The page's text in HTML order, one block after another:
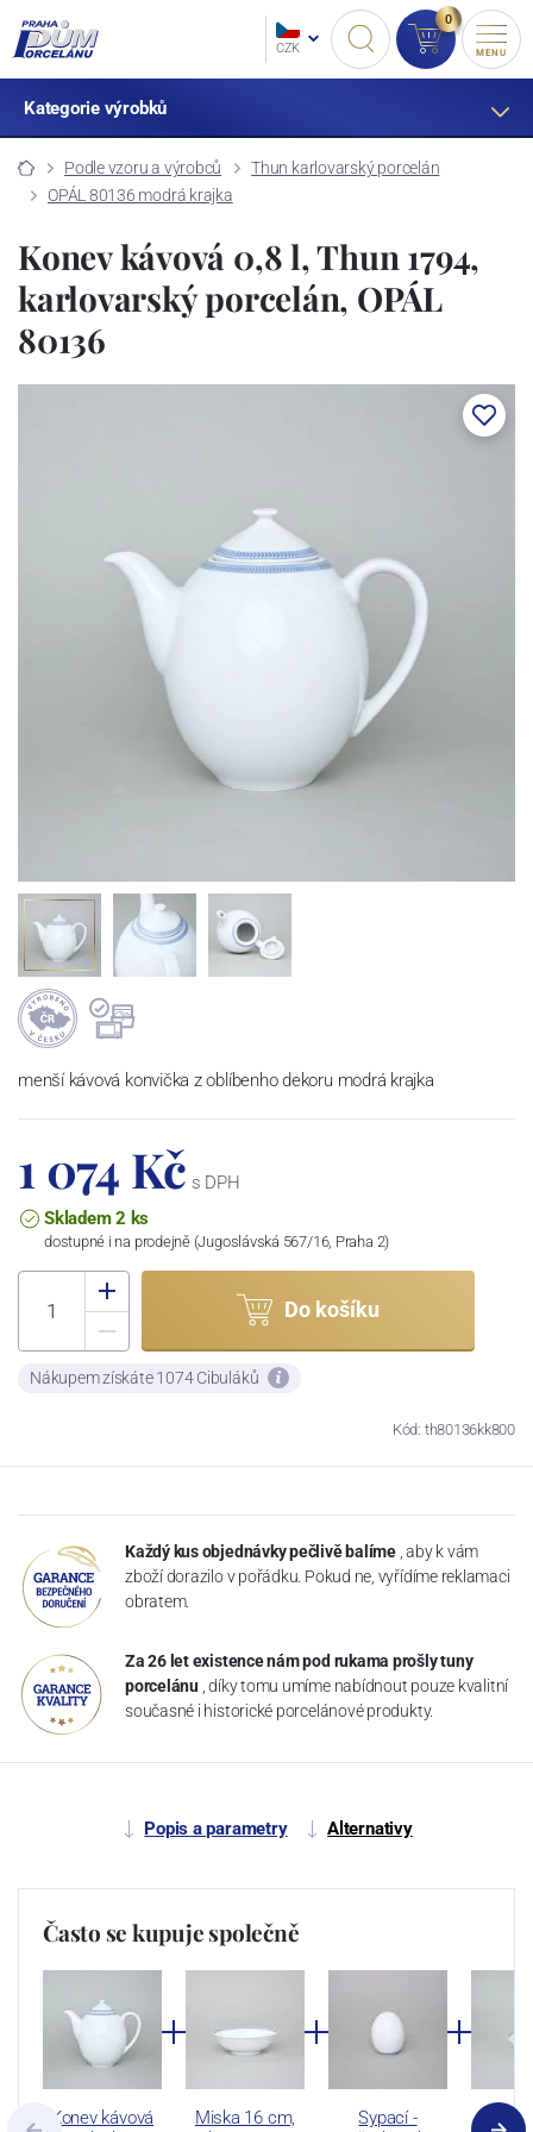
CZK
0
MENU
Kategorie výrobků
Podle vzoru a výrobců
Thun karlovarský porcelán
OPÁL 80136 modrá krajka
Konev kávová 0,8 l, Thun 1794,
karlovarský porcelán, OPÁL
80136
menší kávová konvička z oblíbenho dekoru modrá krajka
1 074 Kč s DPH
Skladem 2 ks
dostupné i na prodejně (Jugoslávská 567/16, Praha 2)
Do košíku
Nákupem získáte 1074 Cibuláků
Kód: th80136kk800
Každý kus objednávky pečlivě balíme , aby k vám
zboží dorazilo v pořádku. Pokud ne, vyřídíme reklamaci
obratem.
Za 26 let existence nám pod rukama prošly tuny
porcelánu , díky tomu umíme nabídnout pouze kvalitní
současné i historické porcelánové produkty.
Popis a parametry Alternativy
Často se kupuje společně
Konev kávová
Miska 16 cm,
Sypací -
Miska